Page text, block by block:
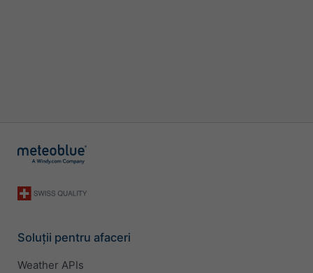
Soluții pentru afaceri
Weather APIs